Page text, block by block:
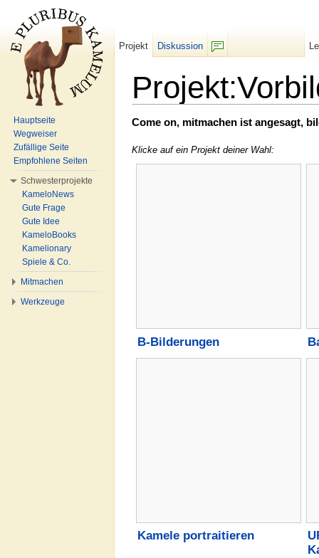
Come on, mitmachen ist angesagt,
Klicke auf ein Projekt deiner Wahl:
B-Bilderungen
Kamele portraitieren
Projekt
Diskussion
Hauptseite
Wegweiser
Zufällige Seite
Empfohlene Seiten
Schwesterprojekte
KameloNews
Gute Frage
Gute Idee
KameloBooks
Kamelionary
Spiele & Co.
Mitmachen
Werkzeuge